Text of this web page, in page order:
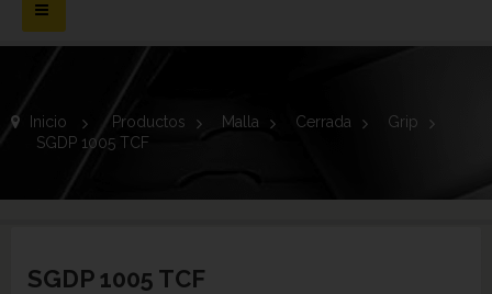
Navegación
Toggle
Inicio > Productos > Malla > Cerrada >
Grip
SGDP 1005 TCF
SGDP 1005 TCF